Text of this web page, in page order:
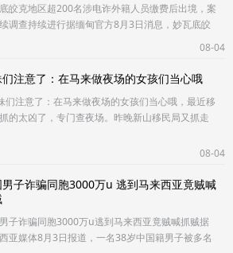
皎克地区超200名涉电诈外籍人员缴费后出境，案
调查持续进行据缅甸官方8月3日消息，妙瓦底皎
08-04
注意了：在马来做夜场的女孩们当心哦
们注意了：在马来做夜场的女孩们当心哦，最近移
的太凶了，专门查夜场。昨晚新山移民局又抓走
08-04
子诈骗同胞3000万u 逃到马来西亚竟贼喊
子诈骗同胞3000万u逃到马来西亚竟贼喊抓贼据
亚媒体8月3日报道，一名38岁中国籍男子被多名